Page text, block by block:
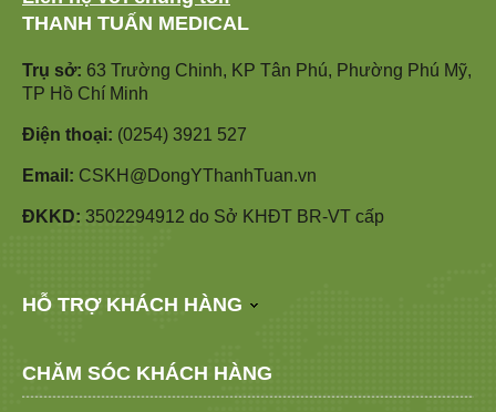
THANH TUẤN MEDICAL
Trụ sở: 63 Trường Chinh, KP Tân Phú, Phường Phú Mỹ,
TP Hồ Chí Minh
Điện thoại: (0254) 3921 527
Email: CSKH@DongYThanhTuan.vn
ĐKKD: 3502294912 do Sở KHĐT BR-VT cấp
HỖ TRỢ KHÁCH HÀNG
CHĂM SÓC KHÁCH HÀNG